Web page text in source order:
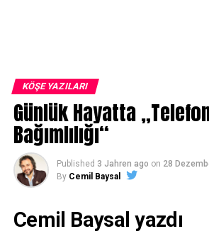
KÖŞE YAZILARI
Günlük Hayatta
Bağımlılığı“
Published 3 Jahren ago on 28
By Cemil Baysal
Cemil Baysal yazdı